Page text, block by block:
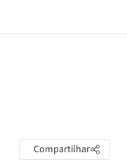
Compartilhar